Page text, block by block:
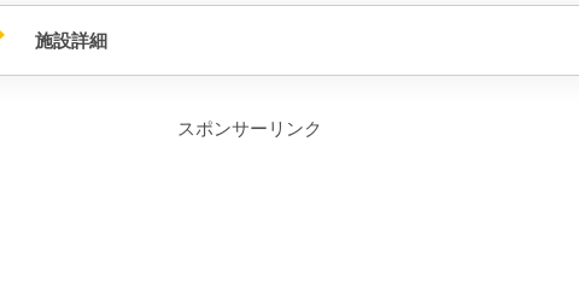
施設詳細
スポンサーリンク